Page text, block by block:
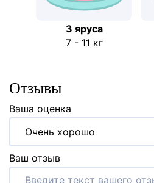
3 яруса
7 - 11 кг
Отзывы
Ваша оценка
Очень хорошо
Ваш отзыв